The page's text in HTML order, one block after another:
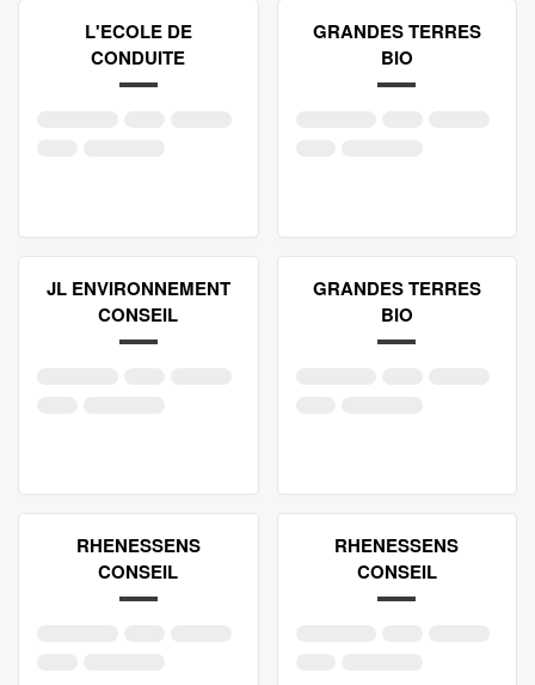
L'ECOLE DE
CONDUITE
GRANDES TERRES
BIO
JL ENVIRONNEMENT
CONSEIL
GRANDES TERRES
BIO
RHENESSENS
CONSEIL
RHENESSENS
CONSEIL